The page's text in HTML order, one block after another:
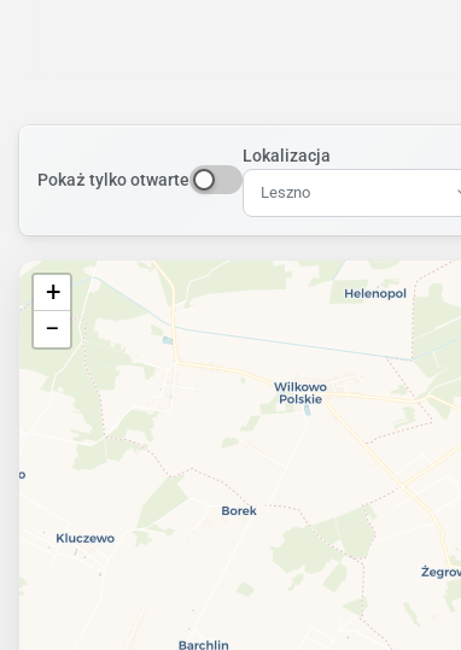
Pokaż tylko otwarte
Lokalizacja
Leszno
+
−